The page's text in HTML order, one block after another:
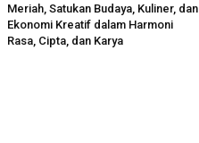
Meriah, Satukan Budaya, Kuliner, dan
Ekonomi Kreatif dalam Harmoni
Rasa, Cipta, dan Karya